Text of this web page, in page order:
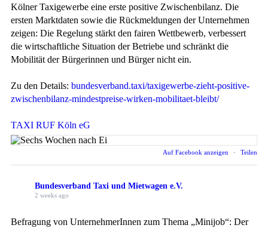
Kölner Taxigewerbe eine erste positive Zwischenbilanz. Die
ersten Marktdaten sowie die Rückmeldungen der Unternehmen
zeigen: Die Regelung stärkt den fairen Wettbewerb, verbessert
die wirtschaftliche Situation der Betriebe und schränkt die
Mobilität der Bürgerinnen und Bürger nicht ein.
Zu den Details: bundesverband.taxi/taxigewerbe-zieht-positive-
zwischenbilanz-mindestpreise-wirken-mobilitaet-bleibt/
TAXI RUF Köln eG
Auf Facebook anzeigen · Teilen
Bundesverband Taxi und Mietwagen e.V.
2 weeks ago
Befragung von UnternehmerInnen zum Thema „Minijob“: Der